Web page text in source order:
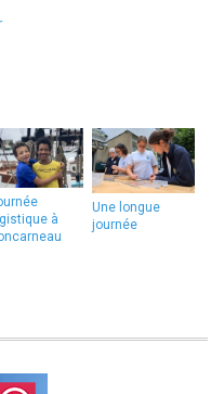
à
Une longue
journée